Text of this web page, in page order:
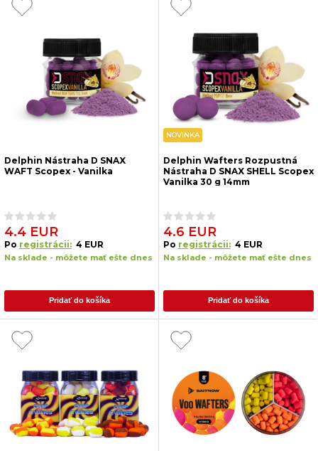
Delphin Nástraha D SNAX
WAFT Scopex - Vanilka
4.4 EUR
Po registrácii: 4 EUR
Na sklade - môžete mať ešte dnes
Pridať do košíka
NOVINKA
Delphin Wafters Rozpustná
Nástraha D SNAX SHELL Scopex
Vanilka 30 g 14mm
4.6 EUR
Po registrácii: 4 EUR
Na sklade - môžete mať ešte dnes
Pridať do košíka